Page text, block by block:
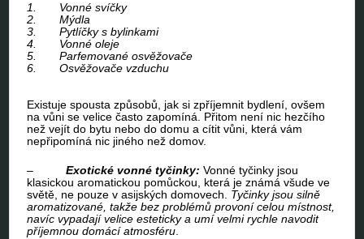
1. Vonné svíčky
2.Mýdla
3.Pytlíčky s bylinkami
4. Vonné oleje
5.Parfemované osvěžovače
6.Osvěžovače vzduchu
Existuje spousta způsobů, jak si zpříjemnit bydlení, ovšem
na vůni se velice často zapomíná. Přitom není nic hezčího
než vejít do bytu nebo do domu a cítit vůni, která vám
nepřipomíná nic jiného než domov.
–Exotické vonné tyčinky: Vonné tyčinky jsou
klasickou aromatickou pomůckou, která je známá všude ve
světě, ne pouze v asijských domovech. Tyčinky jsou silně
aromatizované, takže bez problémů provoní celou místnost,
navíc vypadají velice esteticky a umí velmi rychle navodit
příjemnou domácí atmosféru.